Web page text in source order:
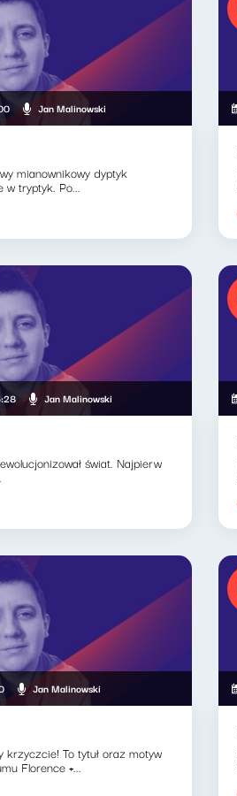
Jan Malinowski
mianownikowy dyptyk
w tryptyk. Po...
Jan Malinowski
świat. Najpierw
Jan Malinowski
krzyczcie! To tytuł oraz motyw
Florence +...